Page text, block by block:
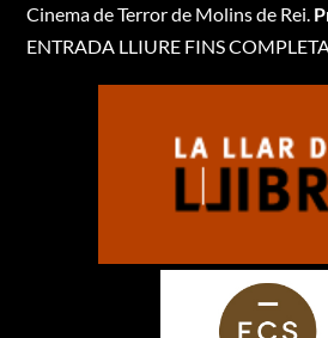
Cinema de Terror de Molins de Rei.
ENTRADA LLIURE FINS